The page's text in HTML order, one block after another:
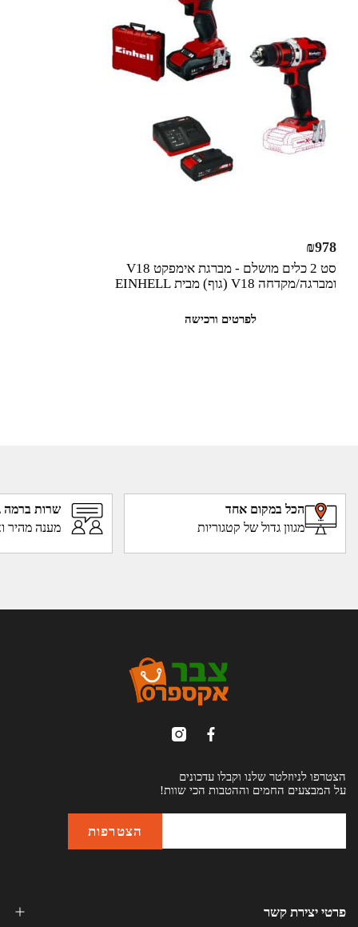
סט 2 כלים מושלם - מברגת אימפקט V18
ומברגה/מקדחה V18 (גוף) מבית EINHELL
₪978
לפרטים ורכישה
הכל במקום אחד
מגוון גדול של קטגוריות
שרות ברמה
מענה מהיר
הצטרפו לניוזלטר שלנו וקבלו עדכונים
על המבצעים החמים וההטבות הכי שוות!
פרטי יצירת קשר